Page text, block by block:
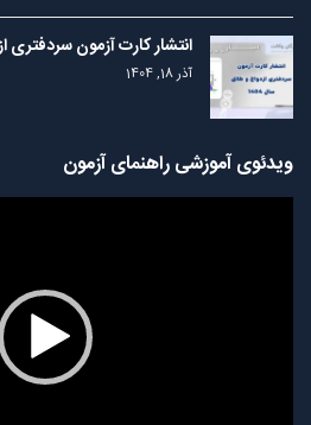
انتشار کارت آزمون سردفتری
آذر 18, 1404
ویدئوی آموزشی راهنمای آزمون